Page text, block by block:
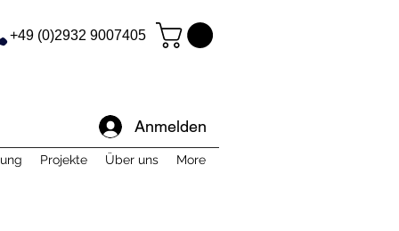
+49 (0)2932 9007405
Anmelden
Projekte Über uns More